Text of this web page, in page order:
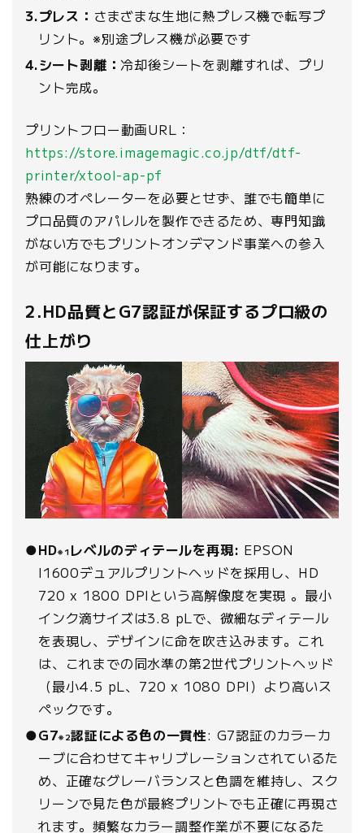
3.プレス： さまざまな生地に熱プレス機で転写プ
リント。※別途プレス機が必要です
4.シート剥離： 冷却後シートを剥離すれば、プリ
ント完成。
プリントフロー動画URL：
https://store.imagemagic.co.jp/dtf/dtf-
printer/xtool-ap-pf
熟練のオペレーターを必要とせず、誰でも簡単に
プロ品質のアパレルを製作できるため、専門知識
がない方でもプリントオンデマンド事業への参入
が可能になります。
2.HD品質とG7認証が保証するプロ級の
仕上がり
●HD※1 レベルのディテールを再現: EPSON
I1600デュアルプリントヘッドを採用し、HD
720 x 1800 DPIという高解像度を実現 。最小
インク滴サイズは3.8 pLで、微細なディテール
を表現し、デザインに命を吹き込みます。これ
は、これまでの同水準の第2世代プリントヘッド
（最小4.5 pL、720 x 1080 DPI）より高いス
ペックです。
●G7※2認証による色の一貫性: G7認証のカラーカ
ーブに合わせてキャリブレーションされているた
め、正確なグレーバランスと色調を維持し、スク
リーンで見た色が最終プリントでも正確に再現さ
れます。頻繁なカラー調整作業が不要になるた